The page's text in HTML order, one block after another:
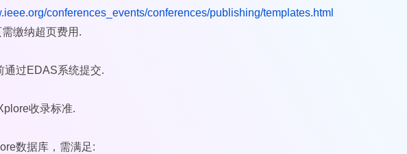
conferences_events/conferences/publishing/templates.html
缴纳超页费用.
通过EDAS系统提交.
收录标准.
数据库，需满足: